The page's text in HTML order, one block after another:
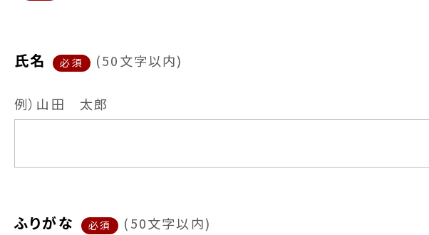
氏名 必須 (50文字以内)
例）山田 太郎
ふりがな 必須 (50文字以内)